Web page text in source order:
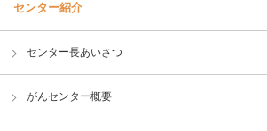
センター紹介
センター長あいさつ
がんセンター概要